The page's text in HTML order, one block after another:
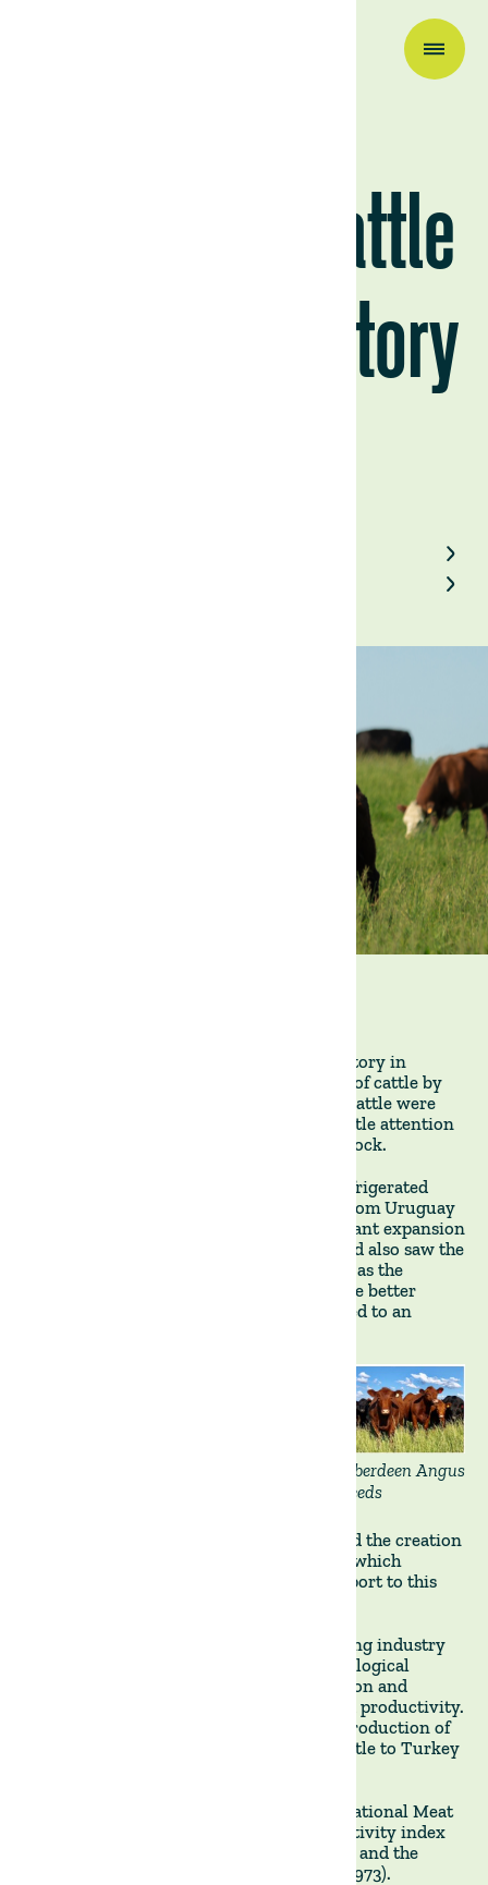
Uruguay’s cattle
ranching history
Cattle ranching has a long and storied history in
Uruguay, dating back to the introduction of cattle by
Spanish settlers in the 1520s.These early cattle were
primarily used for meat and hides, with little attention
paid to breeding or improvement of the stock.
century, the development of refrigerated
shipping made it possible to export beef from Uruguay
to European markets, leading to a significant expansion
of the cattle ranching industry. This period also saw the
introduction of new breeds of cattle, such as the
Hereford and Aberdeen Angus, which were better
suited to the grasslands of Uruguay and led to an
Hereford (left) and Aberdeen Angus
(right) breeds
FarmersAssociation of Uruguay (1871), and the creation
of the Ministry of Promotion (1891), all of which
brought structure, transparency, and support to this
century, the local cattle ranching industry
continued to grow and modernise Technological
developments such asartificial insemination and
feedlots allowed for greater efficiency and productivity.
The industry also diversified, with the introduction of
dairyproduction and the export of live cattle to Turkey
That period saw the introduction of the National Meat
Institute (1967), the CONEAT land productivity index
(1968), the WaterConservation Law (1968), and the
National Livestock Registration System (1973).